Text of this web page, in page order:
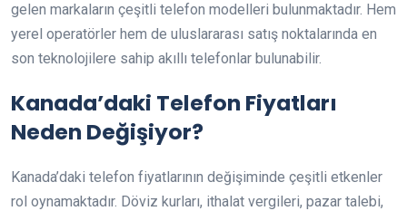
gelen markaların çeşitli telefon modelleri bulunmaktadır. Hem
yerel operatörler hem de uluslararası satış noktalarında en
son teknolojilere sahip akıllı telefonlar bulunabilir.
Kanada’daki Telefon Fiyatları
Neden Değişiyor?
Kanada’daki telefon fiyatlarının değişiminde çeşitli etkenler
rol oynamaktadır. Döviz kurları, ithalat vergileri, pazar talebi,